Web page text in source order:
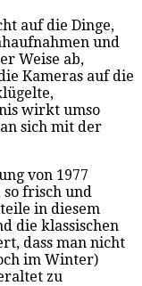
auf die Dinge,
und
Weise ab,
Kameras auf die
wirkt umso
sich mit der
von 1977
so frisch und
in diesem
die klassischen
dass man nicht
im Winter)
zu